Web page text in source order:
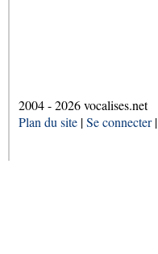
2004 - 2026 vocalises.net
Plan du site |Se connecter|